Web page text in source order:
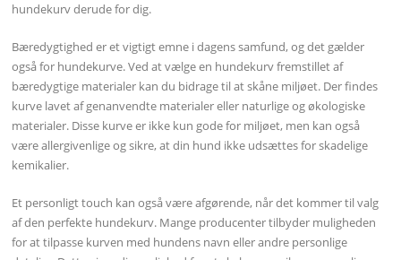
hundekurv derude for dig.
Bæredygtighed er et vigtigt emne i dagens samfund, og det gælder
også for hundekurve. Ved at vælge en hundekurv fremstillet af
bæredygtige materialer kan du bidrage til at skåne miljøet. Der findes
kurve lavet af genanvendte materialer eller naturlige og økologiske
materialer. Disse kurve er ikke kun gode for miljøet, men kan også
være allergivenlige og sikre, at din hund ikke udsættes for skadelige
kemikalier.
Et personligt touch kan også være afgørende, når det kommer til valg
af den perfekte hundekurv. Mange producenter tilbyder muligheden
for at tilpasse kurven med hundens navn eller andre personlige